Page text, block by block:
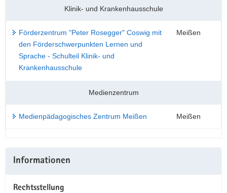
Klinik- und Krankenhausschule
Förderzentrum "Peter Rosegger" Coswig mit
den Förderschwerpunkten Lernen und
Sprache - Schulteil Klinik- und
Krankenhausschule
Meißen
Medienzentrum
Medienpädagogisches Zentrum Meißen Meißen
Information
Informationen
Rechtsstellung